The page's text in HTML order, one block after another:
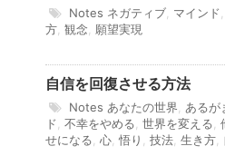
Notes ネガティブ マインド
方 観念 願望実現
自信を回復させる方法
Notes あなたの世界 あるが
ド 不幸をやめる 世界を変える
せになる 心 悟り 技法 生き方